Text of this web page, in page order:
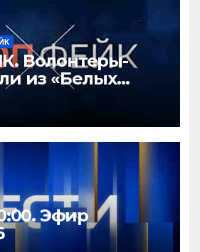
Волонтеры-
из «Белых
заставляют
покидать
Эфир